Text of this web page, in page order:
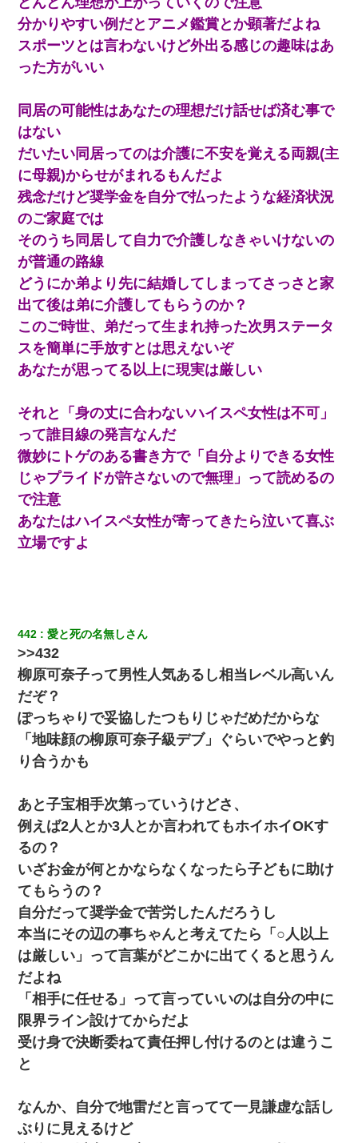
分かりやすい例だとアニメ鑑賞とか顕著だよね
スポーツとは言わないけど外出る感じの趣味はあ
った方がいい
同居の可能性はあなたの理想だけ話せば済む事で
はない
だいたい同居ってのは介護に不安を覚える両親(主
に母親)からせがまれるもんだよ
残念だけど奨学金を自分で払ったような経済状況
のご家庭では
そのうち同居して自力で介護しなきゃいけないの
が普通の路線
どうにか弟より先に結婚してしまってさっさと家
出て後は弟に介護してもらうのか？
このご時世、弟だって生まれ持った次男ステータ
スを簡単に手放すとは思えないぞ
あなたが思ってる以上に現実は厳しい
それと「身の丈に合わないハイスペ女性は不可」
って誰目線の発言なんだ
微妙にトゲのある書き方で「自分よりできる女性
じゃプライドが許さないので無理」って読めるの
で注意
あなたはハイスペ女性が寄ってきたら泣いて喜ぶ
立場ですよ
442 愛と死の名無しさん
>>432
柳原可奈子って男性人気あるし相当レベル高いん
だぞ？
ぽっちゃりで妥協したつもりじゃだめだからな
「地味顔の柳原可奈子級デブ」ぐらいでやっと釣
り合うかも
あと子宝相手次第っていうけどさ、
例えば2人とか3人とか言われてもホイホイOKす
るの？
いざお金が何とかならなくなったら子どもに助け
てもらうの？
自分だって奨学金で苦労したんだろうし
本当にその辺の事ちゃんと考えてたら「○人以上
は厳しい」って言葉がどこかに出てくると思うん
だよね
「相手に任せる」って言っていいのは自分の中に
限界ライン設けてからだよ
受け身で決断委ねて責任押し付けるのとは違うこ
と
なんか、自分で地雷だと言ってて一見謙虚な話し
ぶりに見えるけど